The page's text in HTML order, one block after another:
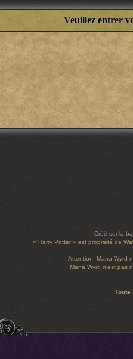
Veuillez entrer
Créé sur la
« Harry Potter » est propriété de
Attention, Mana Wyrd
Mana Wyrd n'est pas